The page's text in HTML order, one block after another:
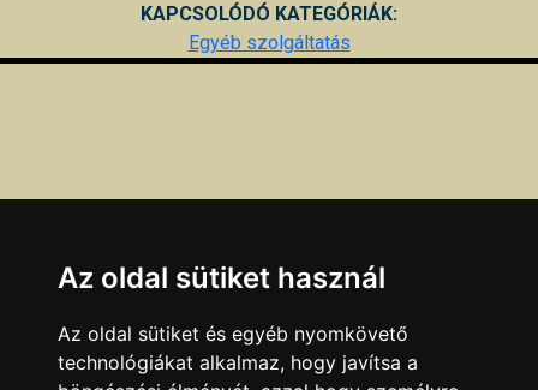
KAPCSOLÓDÓ KATEGÓRIÁK:
Egyéb szolgáltatás
Az oldal sütiket használ
Az oldal sütiket és egyéb nyomkövető
technológiákat alkalmaz, hogy javítsa a